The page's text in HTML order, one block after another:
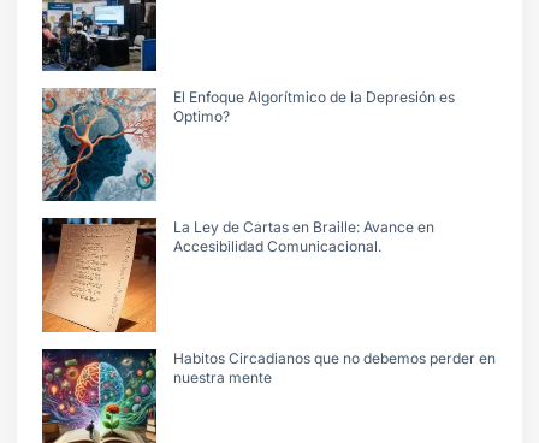
El Enfoque Algorítmico de la Depresión es
Optimo?
La Ley de Cartas en Braille: Avance en
Accesibilidad Comunicacional.
Habitos Circadianos que no debemos perder en
nuestra mente